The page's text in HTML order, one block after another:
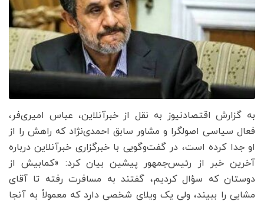
به گزارش اقتصادنیوز به نقل از خبرآنلاین، عباس امیری‌فر،
فعال سیاسی اصولگرا و مشاور سابق احمدی‌نژاد که راهش را از
او جدا کرده است، در گفت‌وگویی با خبرگزاری خبرآنلاین درباره
آخرین خبر از رئیس‌جمهور پیشین بیان کرد: «کمابیش از
دوستان که سؤال کردیم، گفتند به مسافرت رفته تا آقای
مشایی را ببیند، ولی یک ویلای شخصی دارد که معمولاً به آنجا